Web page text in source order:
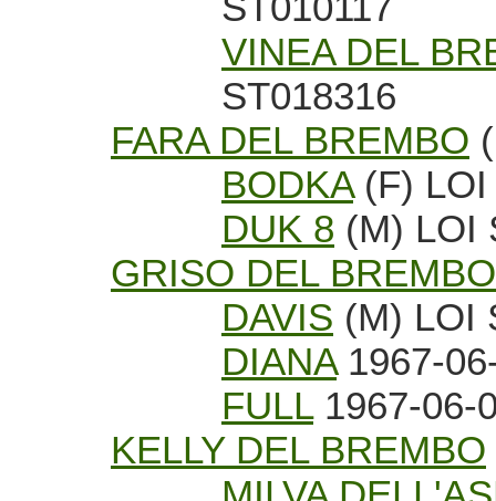
VINEA DEL
ST018316
FARA DEL BREMBO
BODKA(F) LOI
DUK 8 (M) LOI
GRISO DEL BREMBO
DAVIS (M) LOI
DIANA1967-
FULL1967-06-
KELLY DEL BREMBO